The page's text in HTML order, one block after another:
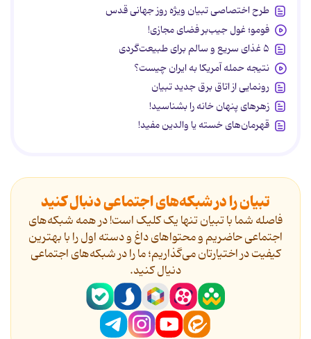
طرح اختصاصی تبیان ویژه روز جهانی قدس
فومو؛ غول جیب‌بر فضای مجازی!
۵ غذای سریع و سالم برای طبیعت‌گردی
نتیجه حمله آمریکا به ایران چیست؟
رونمایی از اتاق برق جدید تبیان
زهرهای پنهان خانه را بشناسید!
قهرمان‌های خسته یا والدین مفید!
تبیان را در شبکه‌های اجتماعی دنبال کنید
فاصله شما با تبیان تنها یک کلیک است! در همه شبکه‌های
اجتماعی حاضریم و محتواهای داغ و دسته اول را با بهترین
کیفیت در اختیارتان می‌گذاریم؛ ما را در شبکه‌های اجتماعی
دنیال کنید.